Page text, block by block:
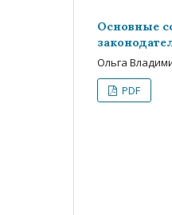
Основные
Ольга
PDF